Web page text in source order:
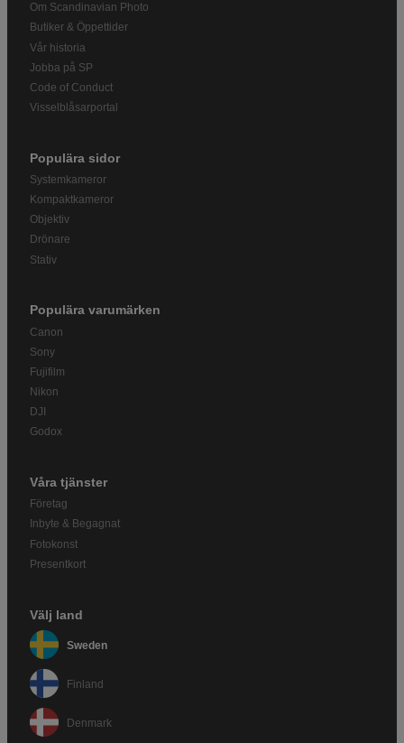
Om Scandinavian Photo
Butiker & Öppettider
Vår historia
Jobba på SP
Code of Conduct
Visselblåsarportal
Populära sidor
Systemkameror
Kompaktkameror
Objektiv
Drönare
Stativ
Populära varumärken
Canon
Sony
Fujifilm
Nikon
DJI
Godox
Våra tjänster
Företag
Inbyte & Begagnat
Fotokonst
Presentkort
Välj land
Sweden
Finland
Denmark